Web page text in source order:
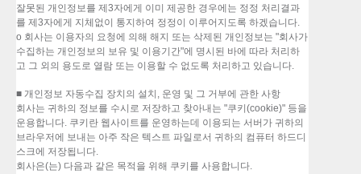
잘못된 개인정보를 제3자에게 이미 제공한 경우에는 정정 처리결과
를 제3자에게 지체없이 통지하여 정정이 이루어지도록 하겠습니다.
o 회사는 이용자의 요청에 의해 해지 또는 삭제된 개인정보는 "회사가
수집하는 개인정보의 보유 및 이용기간"에 명시된 바에 따라 처리하
고 그 외의 용도로 열람 또는 이용할 수 없도록 처리하고 있습니다.
■ 개인정보 자동수집 장치의 설치, 운영 및 그 거부에 관한 사항
회사는 귀하의 정보를 수시로 저장하고 찾아내는 "쿠키(cookie)" 등을
운용합니다. 쿠키란 웹사이트를 운영하는데 이용되는 서버가 귀하의
브라우저에 보내는 아주 작은 텍스트 파일로서 귀하의 컴퓨터 하드디
스크에 저장됩니다.
회사은(는) 다음과 같은 목적을 위해 쿠키를 사용합니다.